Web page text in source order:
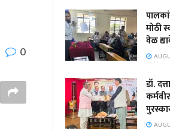
0
मोठी
वेळ
डॉ.